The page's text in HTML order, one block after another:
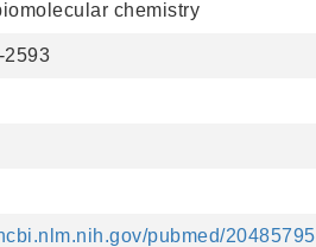
chemistry
2593
pubmed/20485795